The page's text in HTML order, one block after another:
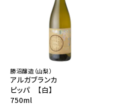
勝沼醸造（山梨）
アルガブランカ
ピッパ 【白】
750ml